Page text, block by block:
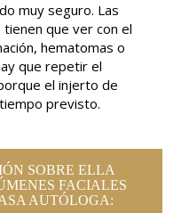
muy seguro. Las
tienen que ver con el
hematomas o
que repetir el
el injerto de
previsto.
SOBRE ELLA
FACIALES
AUTÓLOGA: